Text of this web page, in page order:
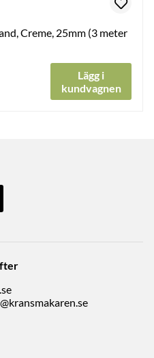
Creme, 25mm (3 meter
Lägg i
kundvagnen